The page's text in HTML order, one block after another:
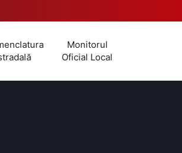
Monitorul
Oficial Local